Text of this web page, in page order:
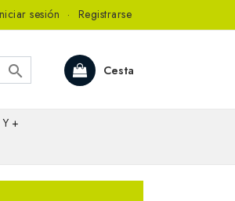
sesión · Registrarse
Cesta

Y +